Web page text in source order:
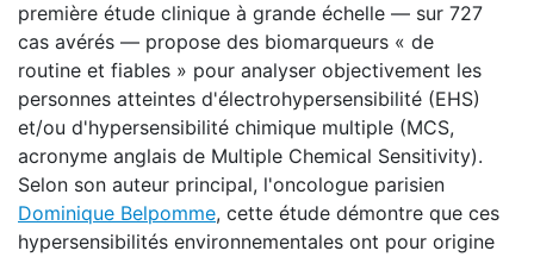
première étude clinique à grande échelle — sur 727
cas avérés — propose des biomarqueurs « de
routine et fiables » pour analyser objectivement les
personnes atteintes d'électrohypersensibilité (EHS)
et/ou d'hypersensibilité chimique multiple (MCS,
acronyme anglais de Multiple Chemical Sensitivity).
Selon son auteur principal, l'oncologue parisien
Dominique Belpomme, cette étude démontre que ces
hypersensibilités environnementales ont pour origine